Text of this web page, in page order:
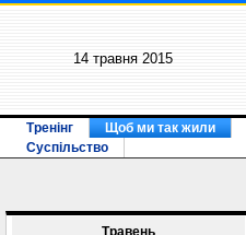
14 травня 2015
Тренінг Щоб ми так жили
Суспільство
Травень